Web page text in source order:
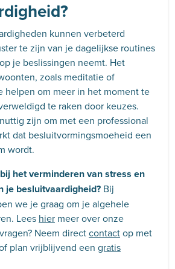
kunnen verbeterd
te zijn van je dagelijkse routines
je beslissingen neemt. Het
zoals meditatie of
helpen om meer in het moment te
te raken door keuzes.
zijn om met een professional
dat besluitvormingsmoeheid een
wordt.
het verminderen van stress en
je besluitvaardigheid? Bij
we je graag om je algehele
Lees hier meer over onze
Neem directcontactop met
plan vrijblijvend een gratis